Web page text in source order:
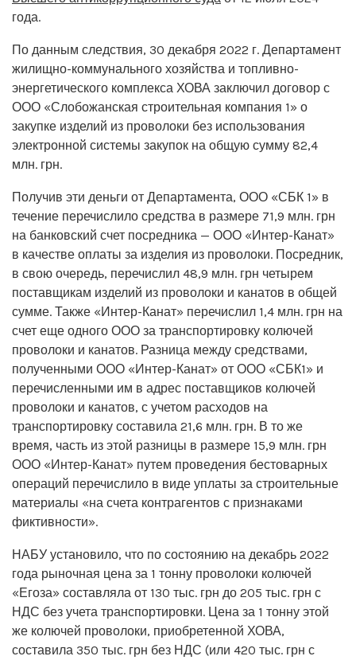
года.
По данным следствия, 30 декабря 2022 г. Департамент
жилищно-коммунального хозяйства и топливно-
энергетического комплекса ХОВА заключил договор с
ООО «Слобожанская строительная компания 1» о
закупке изделий из проволоки без использования
электронной системы закупок на общую сумму 82,4
млн. грн.
Получив эти деньги от Департамента, ООО «СБК 1» в
течение перечислило средства в размере 71,9 млн. грн
на банковский счет посредника — ООО «Интер-Канат»
в качестве оплаты за изделия из проволоки. Посредник,
в свою очередь, перечислил 48,9 млн. грн четырем
поставщикам изделий из проволоки и канатов в общей
сумме. Также «Интер-Канат» перечислил 1,4 млн. грн на
счет еще одного ООО за транспортировку колючей
проволоки и канатов. Разница между средствами,
полученными ООО «Интер-Канат» от ООО «СБК1» и
перечисленными им в адрес поставщиков колючей
проволоки и канатов, с учетом расходов на
транспортировку составила 21,6 млн. грн. В то же
время, часть из этой разницы в размере 15,9 млн. грн
ООО «Интер-Канат» путем проведения бестоварных
операций перечислило в виде уплаты за строительные
материалы «на счета контрагентов с признаками
фиктивности».
НАБУ установило, что по состоянию на декабрь 2022
года рыночная цена за 1 тонну проволоки колючей
«Егоза» составляла от 130 тыс. грн до 205 тыс. грн с
НДС без учета транспортировки. Цена за 1 тонну этой
же колючей проволоки, приобретенной ХОВА,
составила 350 тыс. грн без НДС (или 420 тыс. грн с